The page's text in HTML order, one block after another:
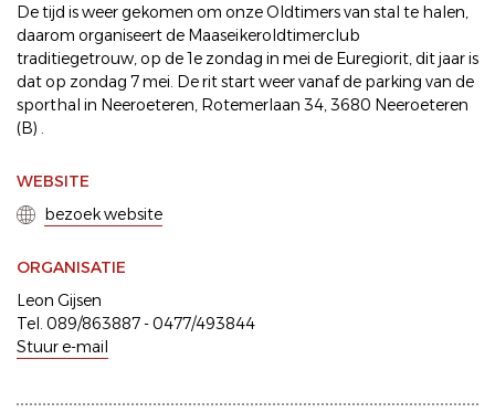
De tijd is weer gekomen om onze Oldtimers van stal te halen,
daarom organiseert de Maaseikeroldtimerclub
traditiegetrouw, op de 1e zondag in mei de Euregiorit, dit jaar is
dat op zondag 7 mei. De rit start weer vanaf de parking van de
sporthal in Neeroeteren, Rotemerlaan 34, 3680 Neeroeteren
(B) .
WEBSITE
bezoek website
ORGANISATIE
Leon Gijsen
Tel. 089/863887 - 0477/493844
Stuur e-mail